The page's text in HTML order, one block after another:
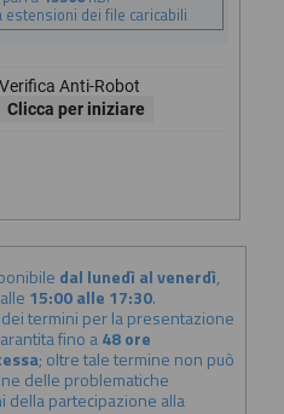
estensioni dei file caricabili
Verifica Anti-Robot
Clicca per iniziare
dal lunedì al venerdì,
15:00 alle 17:30.
termini per la presentazione
fino a48 ore
; oltre tale termine non può
delle problematiche
della partecipazione alla